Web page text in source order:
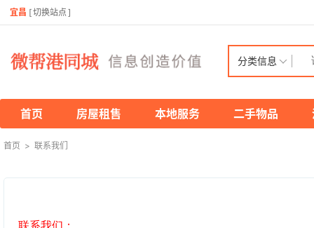
宜昌 [切换站点 ]
分类信息
首页 房屋租售 本地服务 二手物品
首页 > 联系我们
联系我们：